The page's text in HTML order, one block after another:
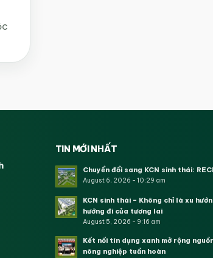
TIN MỚI NHẤT
Chuyển đổi sang KCN sinh thái:
August 6, 2026 - 10:29 am
KCN sinh thái – Không chỉ là xu
hướng đi của tương lai
August 5, 2026 - 9:16 am
Kết nối tín dụng xanh mở rộng
nông nghiệp tuần hoàn